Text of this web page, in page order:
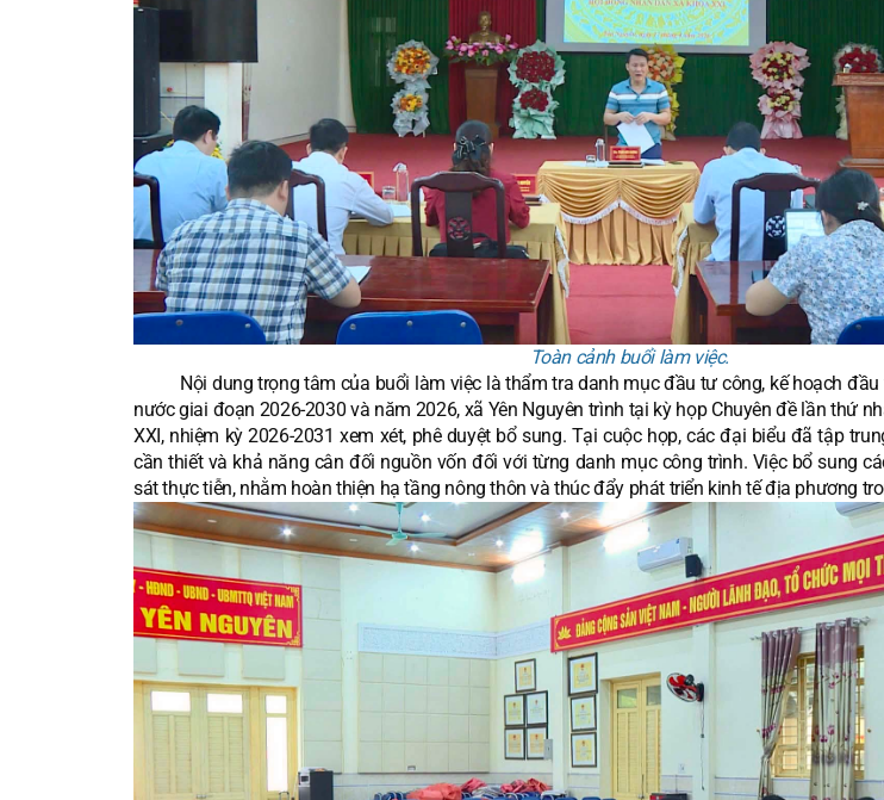
Toàn cảnh buổi làm việc.
Nội dung trọng tâm của buổi làm việc là thẩm tra danh mục đầu tư công, kế hoạch đầu
nước giai đoạn 2026-2030 và năm 2026, xã Yên Nguyên trình tại kỳ họp Chuyên đề lần thứ
XXI, nhiệm kỳ 2026-2031 xem xét, phê duyệt bổ sung. Tại cuộc họp, các đại biểu đã tập
cần thiết và khả năng cân đối nguồn vốn đối với từng danh mục công trình. Việc bổ sung
sát thực tiễn, nhằm hoàn thiện hạ tầng nông thôn và thúc đẩy phát triển kinh tế địa phương